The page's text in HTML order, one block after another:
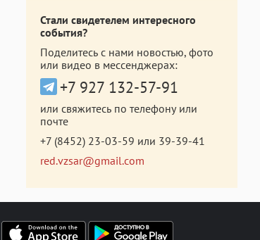
Стали свидетелем интересного
события?
Поделитесь с нами новостью, фото
или видео в мессенджерах:
+7 927 132-57-91
или свяжитесь по телефону или
почте
+7 (8452) 23-03-59 или 39-39-41
red.vzsar@gmail.com